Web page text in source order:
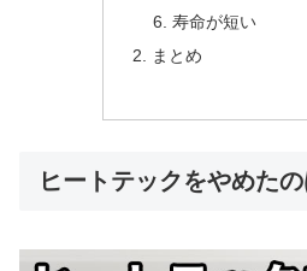
寿命が短い
まとめ
ヒートテックをやめた